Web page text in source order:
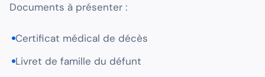
Documents à présenter :
Certificat médical de décès
Livret de famille du défunt